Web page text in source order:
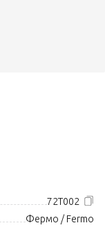
72T002
Фермо / Fermo